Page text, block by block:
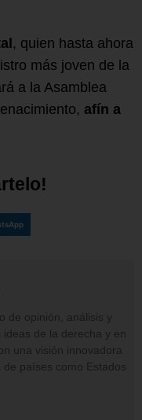
, quien hasta ahora
más joven de la
a la Asamblea
afín a
rte o!
de opinión, análisis y
de la derecha y en
una visión innovadora
países como Estados